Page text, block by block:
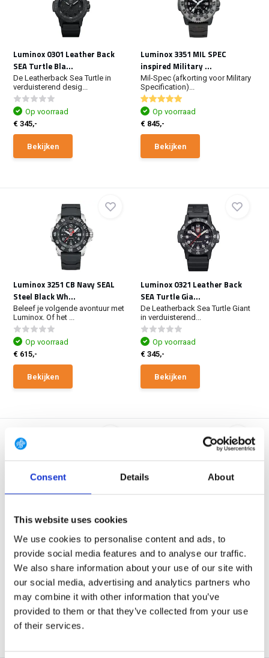
Consent Details About
This website uses cookies
We use cookies to personalise content and ads, to
provide social media features and to analyse our traffic.
We also share information about your use of our site with
our social media, advertising and analytics partners who
may combine it with other information that you’ve
provided to them or that they’ve collected from your use
of their services.
Luminox 0301 Leather Back
SEA Turtle Bla...
De Leatherback Sea Turtle in
verduisterend desig...
Op voorraad
€ 345,-
Bekijken
Luminox 3351 MIL SPEC
inspired Military ...
Mil-Spec (afkorting voor Military
Specification)...
Op voorraad
€ 845,-
Bekijken
Luminox 3251 CB Navy SEAL
Steel Black Wh...
Beleef je volgende avontuur met
Luminox. Of het ...
Op voorraad
€ 615,-
Bekijken
Luminox 0321 Leather Back
SEA Turtle Gia...
De Leatherback Sea Turtle Giant
in verduisterend...
Op voorraad
€ 345,-
Bekijken
Luminox 3581 Navy Seal
Chronograph Black...
De Luminox Navy SEAL
Chronograph maakt indruk me...
NIET OP VOORRAAD BIJ
GEAR POINT
€ 615,-
Bekijken
Dit volledig verduisterende Navy
SEAL Foundation...
NIET OP VOORRAAD BIJ
GEAR POINT
€ 585,-
Bekijken